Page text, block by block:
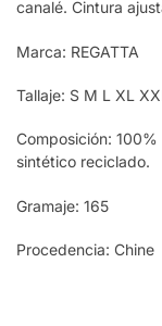
canalé. Cintura
Marca: REGATTA
Tallaje: S M L XL
Composición:
sintético reciclado.
Gramaje: 165
Procedencia: Chine